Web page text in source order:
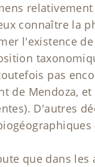
connaître la
l'existence
pas
de Mendoza,
D'autres
que dans les